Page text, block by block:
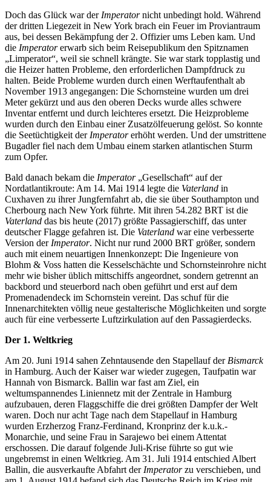
Doch das Glück war der Imperatornicht unbedingt hold. Während
der dritten Liegezeit in New York brach ein Feuer im Proviantraum
aus, bei dessen Bekämpfung der 2. Offizier ums Leben kam. Und
die Imperatorerwarb sich beim Reisepublikum den Spitznamen
„Limperator“, weil sie schnell krängte. Sie war stark topplastig und
die Heizer hatten Probleme, den erforderlichen Dampfdruck zu
halten. Beide Probleme wurden durch einen Werftaufenthalt ab
November 1913 angegangen: Die Schornsteine wurden um drei
Meter gekürzt und aus den oberen Decks wurde alles schwere
Inventar entfernt und durch leichteres ersetzt. Die Heizprobleme
wurden durch den Einbau einer Zusatzölfeuerung gelöst. So konnte
die Seetüchtigkeit der Imperatorerhöht werden. Und der umstrittene
Bugadler fiel nach dem Umbau einem starken atlantischen Sturm
zum Opfer.
Bald danach bekam die Imperator„Gesellschaft“ auf der
Nordatlantikroute: Am 14. Mai 1914 legte die Vaterland in
Cuxhaven zu ihrer Jungfernfahrt ab, die sie über Southampton und
Cherbourg nach New York führte. Mit ihren 54.282 BRT ist die
Vaterland das bis heute (2017) größte Passagierschiff, das unter
deutscher Flagge gefahren ist. Die Vaterland war eine verbesserte
Version der Imperator. Nicht nur rund 2000 BRT größer, sondern
auch mit einem neuartigen Innenkonzept: Die Ingenieure von
Blohm & Voss hatten die Kesselschächte und Schornsteinrohre nicht
mehr wie bisher üblich mittschiffs angeordnet, sondern getrennt an
backbord und steuerbord nach oben geführt und erst auf dem
Promenadendeck im Schornstein vereint. Das schuf für die
Innenarchitekten völlig neue gestalterische Möglichkeiten und sorgte
auch für eine verbesserte Luftzirkulation auf den Passagierdecks.
Der 1. Weltkrieg
Am 20. Juni 1914 sahen Zehntausende den Stapellauf der Bismarck
in Hamburg. Auch der Kaiser war wieder zugegen, Taufpatin war
Hannah von Bismarck. Ballin war fast am Ziel, ein
weltumspannendes Liniennetz mit der Zentrale in Hamburg
aufzubauen, deren Flaggschiffe die drei größten Dampfer der Welt
waren. Doch nur acht Tage nach dem Stapellauf in Hamburg
wurden Erzherzog Franz-Ferdinand, Kronprinz der k.u.k.-
Monarchie, und seine Frau in Sarajewo bei einem Attentat
erschossen. Die darauf folgende Juli-Krise führte so gut wie
ungebremst in einen Weltkrieg. Am 31. Juli 1914 entschied Albert
Ballin, die ausverkaufte Abfahrt der Imperatorzu verschieben, und